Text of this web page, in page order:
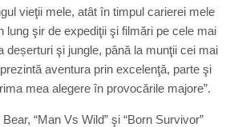
vieţii mele, atât în timpul carierei mele
lung şir de expediţii şi filmări pe cele mai
deșerturi şi jungle, până la munţii cei mai
aventura prin excelenţă, parte şi
mea alegere în provocările majore”.
“Man Vs Wild” şi “Born Survivor”